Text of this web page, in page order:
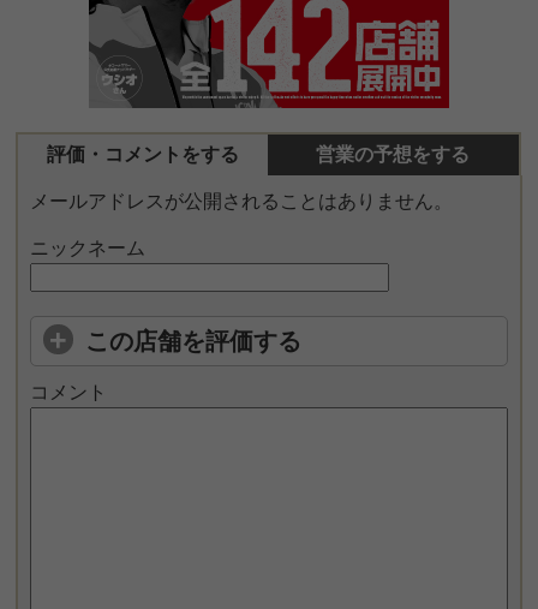
評価・コメントをする 営業の予想をする
メールアドレスが公開されることはありません。
ニックネーム
この店舗を評価する
コメント